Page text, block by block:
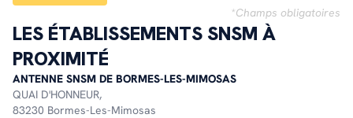
*Champs obligatoires
LES ÉTABLISSEMENTS SNSM À
PROXIMITÉ
ANTENNE SNSM DE BORMES-LES-MIMOSAS
QUAI D'HONNEUR,
83230 Bormes-Les-Mimosas